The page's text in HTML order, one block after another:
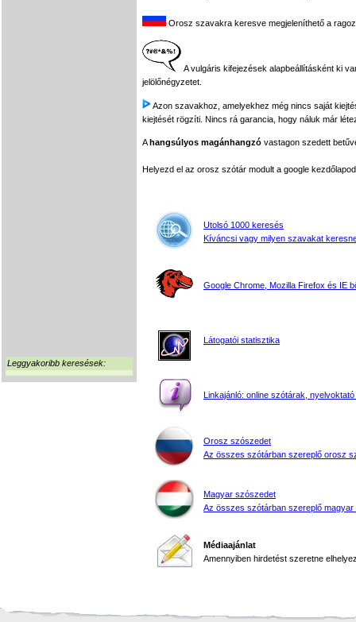
Leggyakoribb keresések:
Orosz szavakra keresve megjeleníthető a
A vulgáris kifejezések alapbeállításként ki
jelölőnégyzetet.
Azon szavakhoz, amelyekhez még nincs saját
kiejtését rögzíti. Nincs rá garancia, hogy náluk már
Ahangsúlyos magánhangzó vastagon szedett
Helyezd el az orosz szótár modult a google
Utolsó 1000 keresés
Kíváncsi vagy milyen szavakat
Google Chrome, Mozilla Firefox és IE
Látogatói statisztika
Linkajánló: online szótárak, nyelvoktató
Orosz szószedet
Az összes szótárban szereplő orosz
Magyar szószedet
Az összes szótárban szereplő magyar
Médiaajánlat
Amennyiben hirdetést szeretne